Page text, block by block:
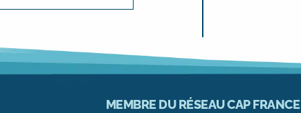
MEMBRE DU RÉSEAU CAP FRANCE